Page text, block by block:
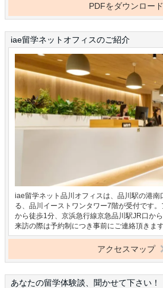
PDFをダウンロード
iae留学ネットオフィスのご紹介
iae留学ネット品川オフィスは、品川駅の港南
る、品川イーストワンタワー7階が受付です
から徒歩1分、京浜急行線京急品川駅JR口か
来訪の際は予約制につき事前にご連絡頂きま
アクセスマップ
あなたの留学体験談、聞かせて下さい！